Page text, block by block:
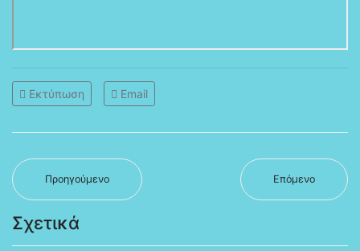
Εκτύπωση Email
Προηγούμενο Επόμενο
Σχετικά